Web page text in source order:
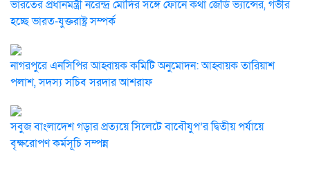
ভারতের প্রধানমন্ত্রী নরেন্দ্র মোদির সঙ্গে ফোনে কথা জেডি ভ্যান্সের, গভীর
হচ্ছে ভারত-যুক্তরাষ্ট্র সম্পর্ক
নাগরপুরে এনসিপির আহ্বায়ক কমিটি অনুমোদন: আহ্বায়ক তারিয়াশ
পলাশ, সদস্য সচিব সরদার আশরাফ
সবুজ বাংলাদেশ গড়ার প্রত্যয়ে সিলেটে বাবৌযুপ’র দ্বিতীয় পর্যায়ে
বৃক্ষরোপণ কর্মসূচি সম্পন্ন